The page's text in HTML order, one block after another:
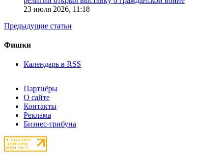
23 июля 2026, 11:18
Предыдущие статьи
Фишки
Календарь в RSS
Партнёры
О сайте
Контакты
Реклама
Бизнес-трибуна